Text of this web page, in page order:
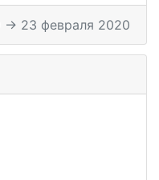
→ 23 февраля 2020